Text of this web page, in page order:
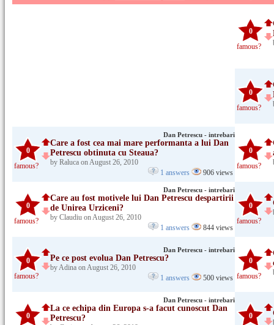
0
famous?
0
famous?
0
famous?
Dan Petrescu - intrebari
Care a fost cea mai mare performanta a lui Dan
Petrescu obtinuta cu Steaua?
by Raluca on August 26, 2010
1 answers
906 views
0
famous?
0
famous?
Dan Petrescu - intrebari
Care au fost motivele lui Dan Petrescu despartirii
de Unirea Urziceni?
by Claudiu on August 26, 2010
1 answers
844 views
0
famous?
0
famous?
Dan Petrescu - intrebari
Pe ce post evolua Dan Petrescu?
by Adina on August 26, 2010
1 answers
500 views
0
famous?
0
Dan Petrescu - intrebari
La ce echipa din Europa s-a facut cunoscut Dan
Petrescu?
0